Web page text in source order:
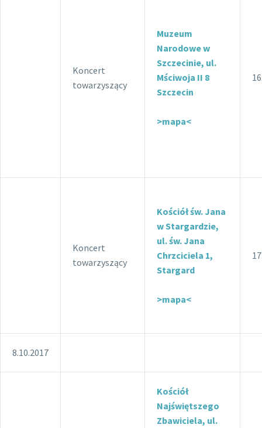
Koncert
towarzyszący
Muzeum
Narodowe w
Szczecinie, ul.
Mściwoja II 8
Szczecin
>mapa<
Koncert
towarzyszący
Kościół św. Jana
w Stargardzie,
ul. św. Jana
Chrzciciela 1,
Stargard
>mapa<
8.10.2017
Kościół
Najświętszego
Zbawiciela, ul.